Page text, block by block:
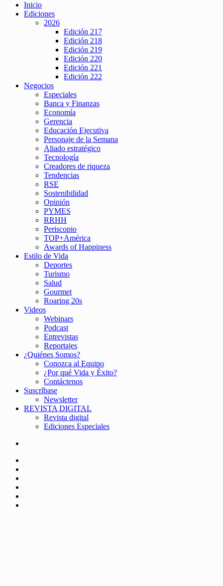
Inicio
Ediciones
2026
Edición 217
Edición 218
Edición 219
Edición 220
Edición 221
Edición 222
Negocios
Especiales
Banca y Finanzas
Economía
Gerencia
Educación Ejecutiva
Personaje de la Semana
Aliado estratégico
Tecnología
Creadores de riqueza
Tendencias
RSE
Sostenibilidad
Opinión
PYMES
RRHH
Periscopio
TOP+América
Awards of Happiness
Estilo de Vida
Deportes
Turismo
Salud
Gourmet
Roaring 20s
Videos
Webinars
Podcast
Entrevistas
Reportajes
¿Quiénes Somos?
Conozca al Equipo
¿Por qué Vida y Éxito?
Contáctenos
Suscríbase
Newsletter
REVISTA DIGITAL
Revista digital
Ediciones Especiales